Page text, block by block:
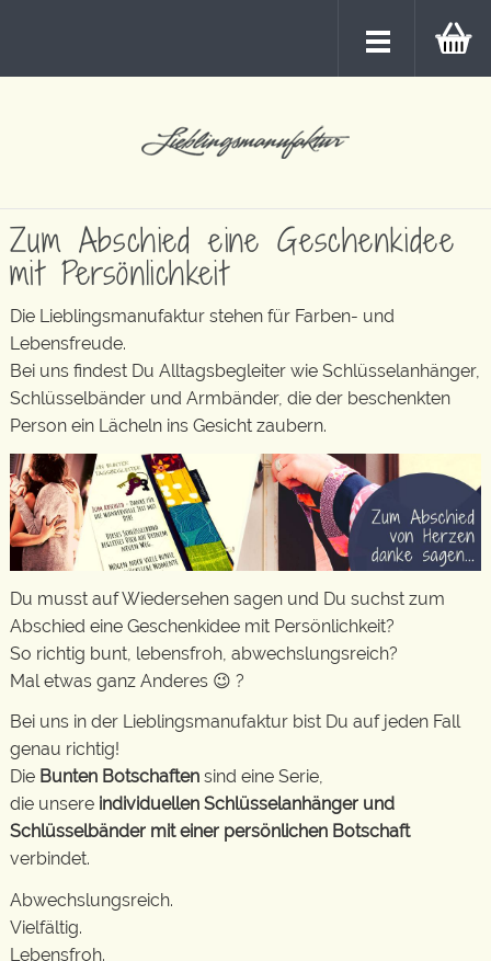
Zum Abschied eine Geschenkidee
mit Persönlichkeit
Die Lieblingsmanufaktur stehen für Farben- und
Lebensfreude.
Bei uns findest Du Alltagsbegleiter wie Schlüsselanhänger,
Schlüsselbänder und Armbänder, die der beschenkten
Person ein Lächeln ins Gesicht zaubern.
Du musst auf Wiedersehen sagen und Du suchst zum
Abschied eine Geschenkidee mit Persönlichkeit?
So richtig bunt, lebensfroh, abwechslungsreich?
Mal etwas ganz Anderes 😉 ?
Bei uns in der Lieblingsmanufaktur bist Du auf jeden Fall
genau richtig!
Die Bunten Botschaften sind eine Serie,
die unsere individuellen Schlüsselanhänger und
Schlüsselbänder mit einer persönlichen Botschaft
verbindet.
Abwechslungsreich.
Vielfältig.
Lebensfroh.